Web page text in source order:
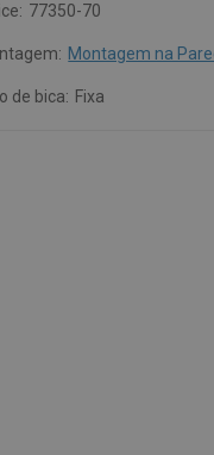
77350-70
Montagem na
de bica: Fixa